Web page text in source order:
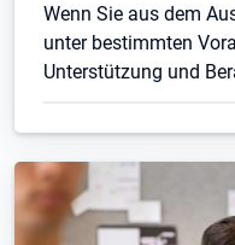
Wenn Sie aus dem
unter bestimmten
Unterstützung und